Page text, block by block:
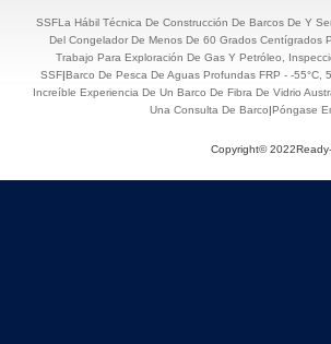
SSFLa Hábil Técnica De Construcción De Barcos De Y
Del Congelador De Menos De 60 Grados Centígrados
Trabajo Para Exploración De Gas Y Petróleo,
SSF|Barco De Pesca De Aguas Profundas FRP - -55°C,
Increíble Experiencia De Un Barco De Fibra De Vidrio
Una Consulta De Barco|Póngase
Copyright©